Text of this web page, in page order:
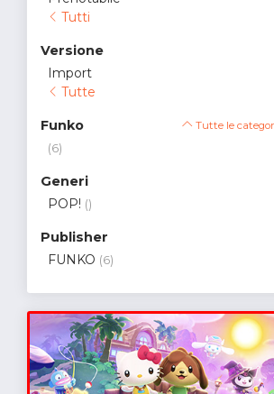
Tutti
Versione
Import
Tutte
Funko Tutte le
(6)
Generi
POP! ()
Publisher
FUNKO (6)